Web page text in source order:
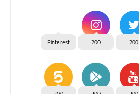
200
200
Pinterest